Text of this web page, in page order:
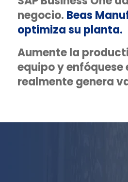
negocio. Beas
optimiza su planta.
Aumente la
equipo y enfóquese
realmente genera